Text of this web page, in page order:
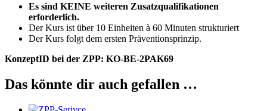
Es sind KEINE weiteren Zusatzqualifikationen
erforderlich.
Der Kurs ist über 10 Einheiten à 60 Minuten strukturiert
Der Kurs folgt dem ersten Präventionsprinzip.
KonzeptID bei der ZPP: KO-BE-2PAK69
Das könnte dir auch gefallen …